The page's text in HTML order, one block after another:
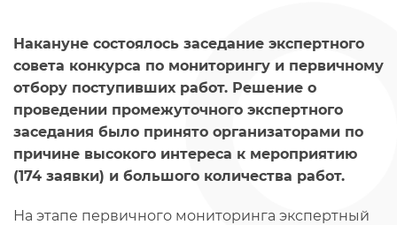
Накануне состоялось заседание экспертного
совета конкурса по мониторингу и первичному
отбору поступивших работ. Решение о
проведении промежуточного экспертного
заседания было принято организаторами по
причине высокого интереса к мероприятию
(174 заявки) и большого количества работ.
На этапе первичного мониторинга экспертный